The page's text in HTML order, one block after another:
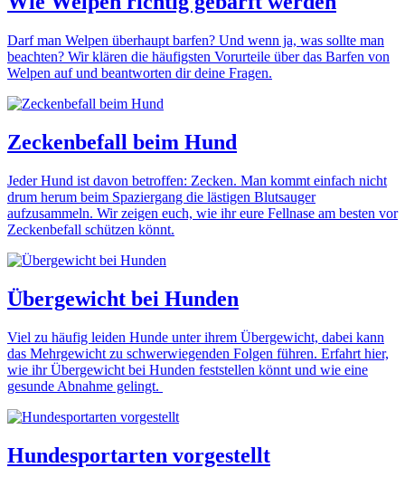
Darf man Welpen überhaupt barfen? Und wenn ja, was sollte man
beachten? Wir klären die häufigsten Vorurteile über das Barfen von
Welpen auf und beantworten dir deine Fragen.
Zeckenbefall beim Hund
Jeder Hund ist davon betroffen: Zecken. Man kommt einfach nicht
drum herum beim Spaziergang die lästigen Blutsauger
aufzusammeln. Wir zeigen euch, wie ihr eure Fellnase am besten vor
Zeckenbefall schützen könnt.
Übergewicht bei Hunden
Viel zu häufig leiden Hunde unter ihrem Übergewicht, dabei kann
das Mehrgewicht zu schwerwiegenden Folgen führen. Erfahrt hier,
wie ihr Übergewicht bei Hunden feststellen könnt und wie eine
gesunde Abnahme gelingt.
Hundesportarten vorgestellt